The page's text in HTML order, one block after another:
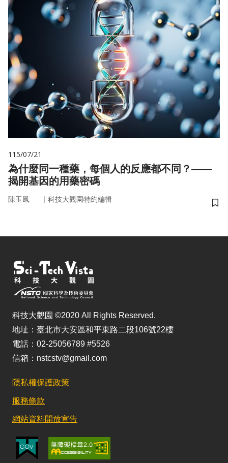
115/07/21
為什麼同一種藥，每個人的反應都不同？——
揭開基因的用藥密碼
陳玉鳳 ｜ 科技大觀園特約編輯
儲
科技大觀園 ©2020 All Rights Reserved.
地址：臺北市大安區和平東路二段106號22樓
電話：02-25056789 #5526
信箱：nstcstv@gmail.com
隱私權保護政策
服務條款
網站資料開放宣告